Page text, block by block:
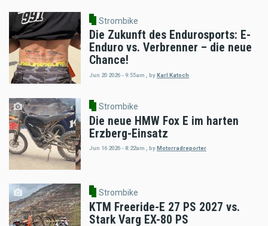
Strombike
Die Zukunft des Endurosports: E-
Enduro vs. Verbrenner – die neue
Chance!
Jun 20 2026 - 9:55am byKarl Katoch
Strombike
Die neue HMW Fox E im harten
Erzberg-Einsatz
Jun 16 2026 - 8:22am , by Motorradreporter
Strombike
KTM Freeride-E 27 PS 2027 vs.
Stark Varg EX-80 PS